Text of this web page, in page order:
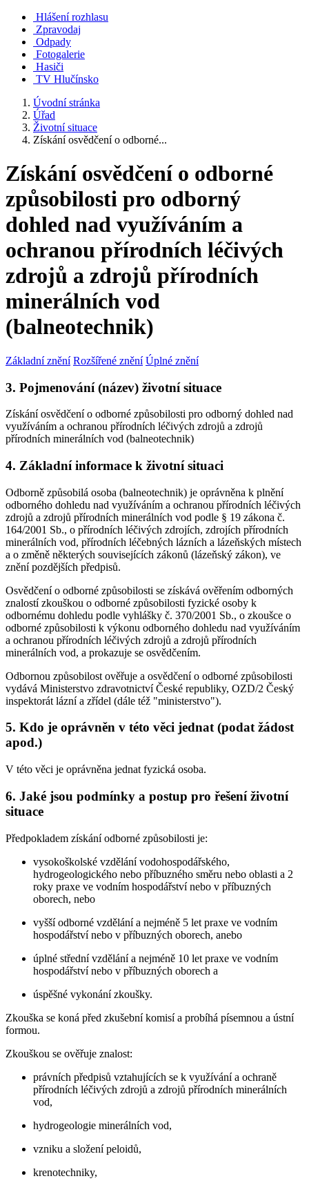
Hlášení rozhlasu
Zpravodaj
Odpady
Fotogalerie
Hasiči
TV Hlučínsko
Úvodní stránka
Úřad
Životní situace
Získání osvědčení o odborné...
Získání osvědčení o odborné
způsobilosti pro odborný
dohled nad využíváním a
ochranou přírodních léčivých
zdrojů a zdrojů přírodních
minerálních vod
(balneotechnik)
Základní znění Rozšířené znění Úplné znění
3. Pojmenování (název) životní situace
Získání osvědčení o odborné způsobilosti pro odborný dohled nad
využíváním a ochranou přírodních léčivých zdrojů a zdrojů
přírodních minerálních vod (balneotechnik)
4. Základní informace k životní situaci
Odborně způsobilá osoba (balneotechnik) je oprávněna k plnění
odborného dohledu nad využíváním a ochranou přírodních léčivých
zdrojů a zdrojů přírodních minerálních vod podle § 19 zákona č.
164/2001 Sb., o přírodních léčivých zdrojích, zdrojích přírodních
minerálních vod, přírodních léčebných lázních a lázeňských místech
a o změně některých souvisejících zákonů (lázeňský zákon), ve
znění pozdějších předpisů.
Osvědčení o odborné způsobilosti se získává ověřením odborných
znalostí zkouškou o odborné způsobilosti fyzické osoby k
odbornému dohledu podle vyhlášky č. 370/2001 Sb., o zkoušce o
odborné způsobilosti k výkonu odborného dohledu nad využíváním
a ochranou přírodních léčivých zdrojů a zdrojů přírodních
minerálních vod, a prokazuje se osvědčením.
Odbornou způsobilost ověřuje a osvědčení o odborné způsobilosti
vydává Ministerstvo zdravotnictví České republiky, OZD/2 Český
inspektorát lázní a zřídel (dále též "ministerstvo").
5. Kdo je oprávněn v této věci jednat (podat žádost
apod.)
V této věci je oprávněna jednat fyzická osoba.
6. Jaké jsou podmínky a postup pro řešení životní
situace
Předpokladem získání odborné způsobilosti je:
vysokoškolské vzdělání vodohospodářského,
hydrogeologického nebo příbuzného směru nebo oblasti a 2
roky praxe ve vodním hospodářství nebo v příbuzných
oborech, nebo
vyšší odborné vzdělání a nejméně 5 let praxe ve vodním
hospodářství nebo v příbuzných oborech, anebo
úplné střední vzdělání a nejméně 10 let praxe ve vodním
hospodářství nebo v příbuzných oborech a
úspěšné vykonání zkoušky.
Zkouška se koná před zkušební komisí a probíhá písemnou a ústní
formou.
Zkouškou se ověřuje znalost:
právních předpisů vztahujících se k využívání a ochraně
přírodních léčivých zdrojů a zdrojů přírodních minerálních
vod,
hydrogeologie minerálních vod,
vzniku a složení peloidů,
krenotechniky,